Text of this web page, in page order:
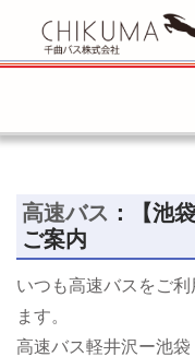
高速バス ：【池
ご案内
いつも高速バスをご
ます。
高速バス軽井沢ー池